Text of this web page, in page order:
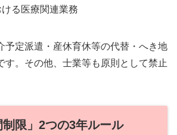
る医療関連業務
定派遣・産休育休等の代替・へき地
す。その他、士業等も原則として禁止
限」2つの3年ルール